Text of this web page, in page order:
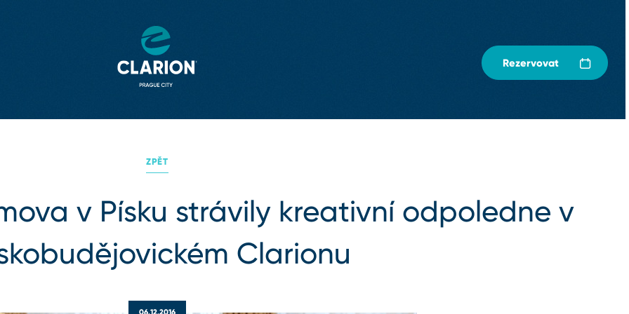
Rezervovat
ZPĚT
v Písku strávily kreativní odpoledne v
Clarionu
06.12.2016